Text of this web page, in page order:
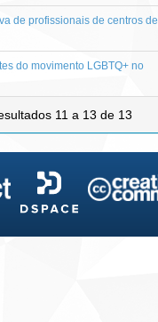
de profissionais de centros de
do movimento LGBTQ+ no
11 a 13 de 13